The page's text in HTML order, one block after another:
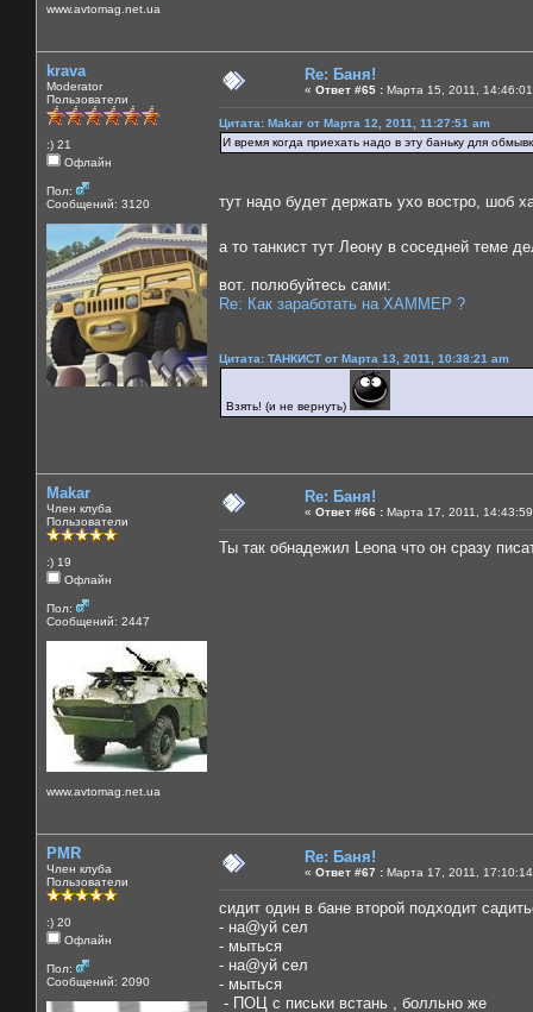
www.avtomag.net.ua
krava
Moderator
Пользователи
:) 21
Офлайн
Пол:
Сообщений: 3120
Re: Баня!
« Ответ #65 : Марта 15, 2011,
Цитата: Makar от Марта 12, 2011, 11:27:51 am
И время когда приехать надо в эту баньку для
тут надо будет держать ухо востро, шоб
а то танкист тут Леону в соседней теме
вот. полюбуйтесь сами:
Re: Как заработать на ХАММЕР ?
Цитата: ТАНКИСТ от Марта 13, 2011, 10:38:21 am
Взять! (и не вернуть)
Makar
Член клуба
Пользователи
:) 19
Офлайн
Пол:
Сообщений: 2447
www.avtomag.net.ua
Re: Баня!
« Ответ #66 : Марта 17, 2011,
Ты так обнадежил Leona что он сразу
PMR
Член клуба
Пользователи
:) 20
Офлайн
Пол:
Сообщений: 2090
Re: Баня!
« Ответ #67 : Марта 17, 2011,
сидит один в бане второй подходит
- на@уй сел
- мыться
- на@уй сел
- мыться
- ПОЦ с письки встань , болльно же